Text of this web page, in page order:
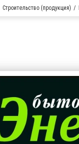
Строительство (продукция)